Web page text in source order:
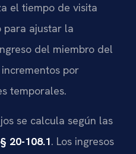
el tiempo de visita
para ajustar la
del miembro del
por
temporales.
se calcula según las
20-108.1. Los ingresos